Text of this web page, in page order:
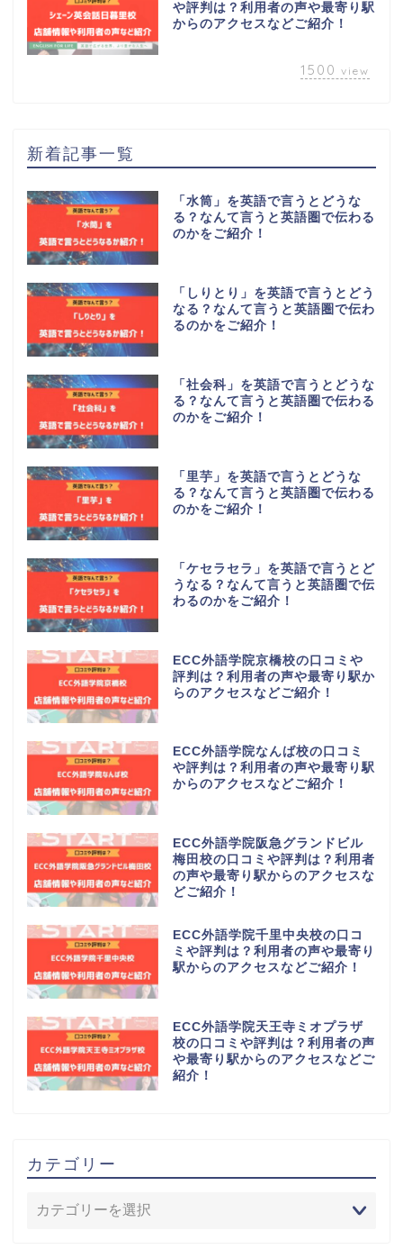
や評判は？利用者の声や最寄り駅
からのアクセスなどご紹介！
1500 view
新着記事一覧
「水筒」を英語で言うとどうな
る？なんて言うと英語圏で伝わる
のかをご紹介！
「しりとり」を英語で言うとどう
なる？なんて言うと英語圏で伝わ
るのかをご紹介！
「社会科」を英語で言うとどうな
る？なんて言うと英語圏で伝わる
のかをご紹介！
「里芋」を英語で言うとどうな
る？なんて言うと英語圏で伝わる
のかをご紹介！
「ケセラセラ」を英語で言うとど
うなる？なんて言うと英語圏で伝
わるのかをご紹介！
ECC外語学院京橋校の口コミや
評判は？利用者の声や最寄り駅か
らのアクセスなどご紹介！
ECC外語学院なんば校の口コミ
や評判は？利用者の声や最寄り駅
からのアクセスなどご紹介！
ECC外語学院阪急グランドビル
梅田校の口コミや評判は？利用者
の声や最寄り駅からのアクセスな
どご紹介！
ECC外語学院千里中央校の口コ
ミや評判は？利用者の声や最寄り
駅からのアクセスなどご紹介！
ECC外語学院天王寺ミオプラザ
校の口コミや評判は？利用者の声
や最寄り駅からのアクセスなどご
紹介！
カテゴリー